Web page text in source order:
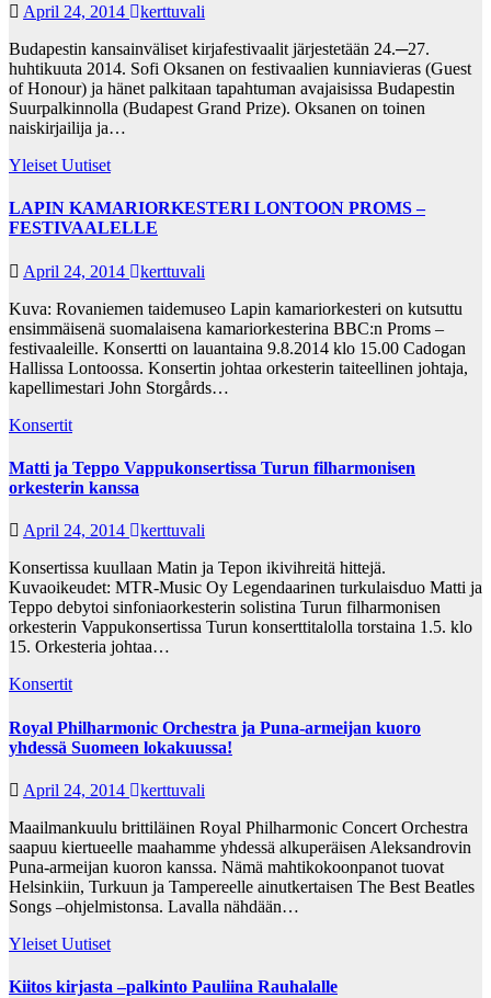
April 24, 2014
kerttuvali
Budapestin kansainväliset kirjafestivaalit järjestetään 24.─27.
huhtikuuta 2014. Sofi Oksanen on festivaalien kunniavieras (Guest
of Honour) ja hänet palkitaan tapahtuman avajaisissa Budapestin
Suurpalkinnolla (Budapest Grand Prize). Oksanen on toinen
naiskirjailija ja…
Yleiset Uutiset
LAPIN KAMARIORKESTERI LONTOON PROMS –
FESTIVAALELLE
April 24, 2014
kerttuvali
Kuva: Rovaniemen taidemuseo Lapin kamariorkesteri on kutsuttu
ensimmäisenä suomalaisena kamariorkesterina BBC:n Proms –
festivaaleille. Konsertti on lauantaina 9.8.2014 klo 15.00 Cadogan
Hallissa Lontoossa. Konsertin johtaa orkesterin taiteellinen johtaja,
kapellimestari John Storgårds…
Konsertit
Matti ja Teppo Vappukonsertissa Turun filharmonisen
orkesterin kanssa
April 24, 2014
kerttuvali
Konsertissa kuullaan Matin ja Tepon ikivihreitä hittejä.
Kuvaoikeudet: MTR-Music Oy Legendaarinen turkulaisduo Matti ja
Teppo debytoi sinfoniaorkesterin solistina Turun filharmonisen
orkesterin Vappukonsertissa Turun konserttitalolla torstaina 1.5. klo
15. Orkesteria johtaa…
Konsertit
Royal Philharmonic Orchestra ja Puna-armeijan kuoro
yhdessä Suomeen lokakuussa!
April 24, 2014
kerttuvali
Maailmankuulu brittiläinen Royal Philharmonic Concert Orchestra
saapuu kiertueelle maahamme yhdessä alkuperäisen Aleksandrovin
Puna-armeijan kuoron kanssa. Nämä mahtikokoonpanot tuovat
Helsinkiin, Turkuun ja Tampereelle ainutkertaisen The Best Beatles
Songs –ohjelmistonsa. Lavalla nähdään…
Yleiset Uutiset
Kiitos kirjasta –palkinto Pauliina Rauhalalle